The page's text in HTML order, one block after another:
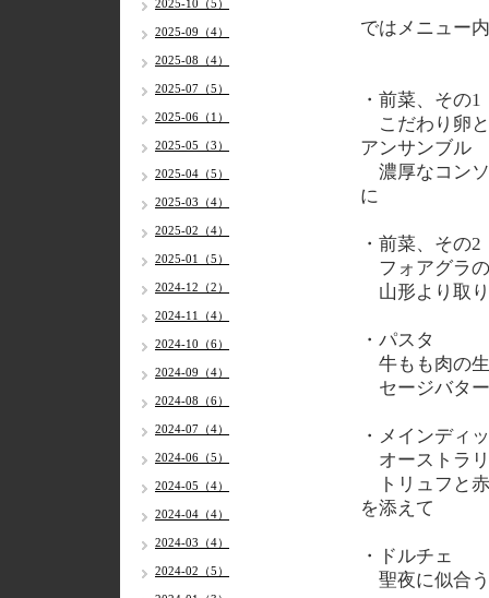
ではメニュー
・前菜、その1
こだわり卵
アンサンブル
濃厚なコン
に
・前菜、その2
フォアグラ
山形より取
・パスタ
牛もも肉の
セージバタ
・メインディ
オーストラ
トリュフと
を添えて
・ドルチェ
聖夜に似合
2025-10（5）
2025-09（4）
2025-08（4）
2025-07（5）
2025-06（1）
2025-05（3）
2025-04（5）
2025-03（4）
2025-02（4）
2025-01（5）
2024-12（2）
2024-11（4）
2024-10（6）
2024-09（4）
2024-08（6）
2024-07（4）
2024-06（5）
2024-05（4）
2024-04（4）
2024-03（4）
2024-02（5）